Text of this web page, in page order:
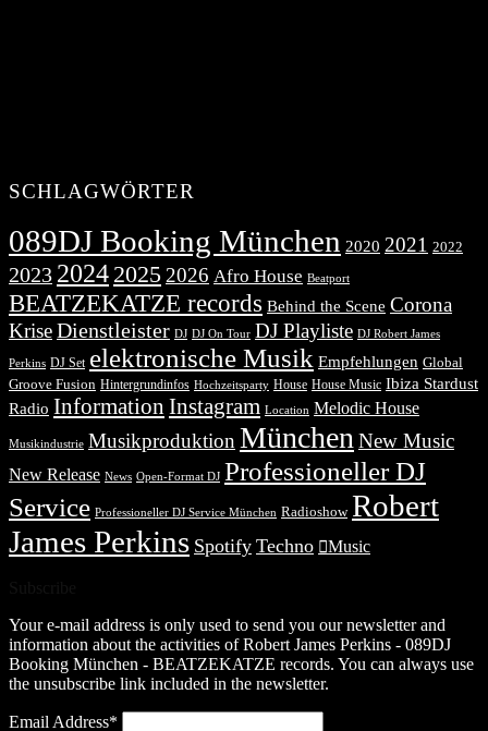
SCHLAGWÖRTER
089DJ Booking München 2020 2021 2022
2023 2024 2025 2026 Afro House Beatport
BEATZEKATZE records Behind the Scene Corona
KriseDienstleister DJ DJ On Tour DJ Playliste DJ Robert James
Perkins DJ Set elektronische Musik Empfehlungen Global
Groove Fusion Hintergrundinfos Hochzeitsparty House House Music Ibiza Stardust
Radio Information Instagram Location Melodic House
Musikindustrie Musikproduktion München New Music
New Release News Open-Format DJ Professioneller DJ
Service Professioneller DJ Service München Radioshow Robert
James Perkins Spotify Techno Music
Your e-mail address is only used to send you our newsletter and
information about the activities of Robert James Perkins - 089DJ
Booking München - BEATZEKATZE records. You can always use
the unsubscribe link included in the newsletter.
Email Address*